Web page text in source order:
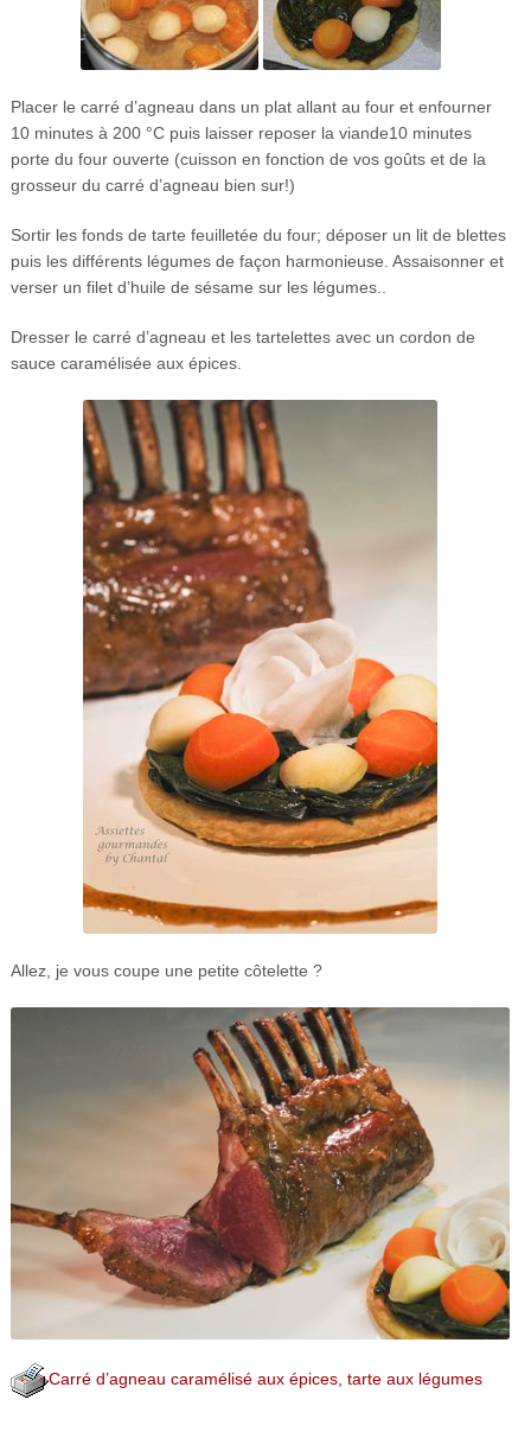
Placer le carré d’agneau dans un plat allant au four et enfourner
10 minutes à 200 °C puis laisser reposer la viande10 minutes
porte du four ouverte (cuisson en fonction de vos goûts et de la
grosseur du carré d’agneau bien sur!)
Sortir les fonds de tarte feuilletée du four; déposer un lit de blettes
puis les différents légumes de façon harmonieuse. Assaisonner et
verser un filet d’huile de sésame sur les légumes..
Dresser le carré d’agneau et les tartelettes avec un cordon de
sauce caramélisée aux épices.
Allez, je vous coupe une petite côtelette ?
Carré d’agneau caramélisé aux épices, tarte aux légumes